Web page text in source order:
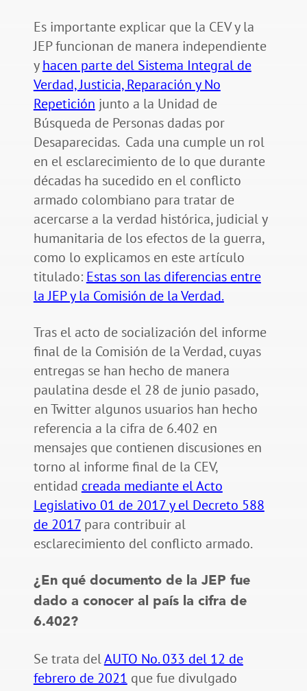
Es importante explicar que la CEV y la
JEP funcionan de manera independiente
yhacen parte del Sistema Integral de
Verdad, Justicia, Reparación y No
Repetición junto a la Unidad de
Búsqueda de Personas dadas por
Desaparecidas. Cada una cumple un rol
en el esclarecimiento de lo que durante
décadas ha sucedido en el conflicto
armado colombiano para tratar de
acercarse a la verdad histórica, judicial y
humanitaria de los efectos de la guerra,
como lo explicamos en este artículo
titulado: Estas son las diferencias entre
la JEP y la Comisión de la Verdad.
Tras el acto de socialización del informe
final de la Comisión de la Verdad, cuyas
entregas se han hecho de manera
paulatina desde el 28 de junio pasado,
en Twitter algunos usuarios han hecho
referencia a la cifra de 6.402 en
mensajes que contienen discusiones en
torno al informe final de la CEV,
entidad creada mediante el Acto
Legislativo 01 de 2017 y el Decreto 588
de 2017para contribuir al
esclarecimiento del conflicto armado.
¿En qué documento de la JEP fue
dado a conocer al país la cifra de
6.402?
Se trata delAUTO No. 033 del 12 de
febrero de 2021 que fue divulgado